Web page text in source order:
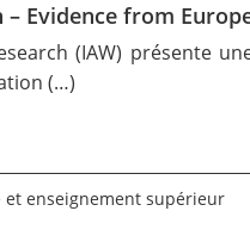
Evidence from
(IAW) présente
(…)
et enseignement supérieur